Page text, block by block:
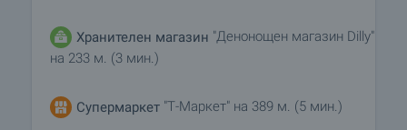
Хранителен магазин "Денонощен магазин Dilly"
на 233 м. (3 мин.)
Супермаркет "Т-Маркет" на 389 м. (5 мин.)